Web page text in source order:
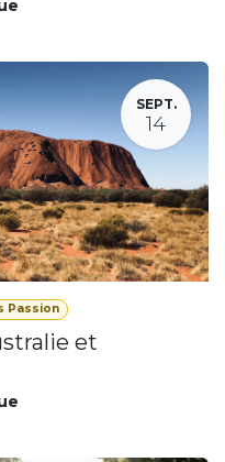
SEPT.
14
Passion
et